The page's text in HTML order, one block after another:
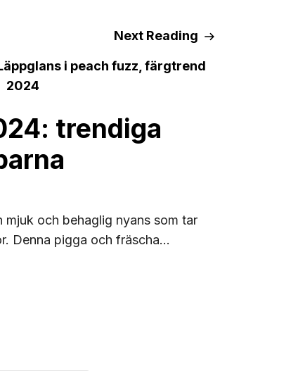
Next Reading
trendiga
mjuk och behaglig nyans som tar
Denna pigga och fräscha...